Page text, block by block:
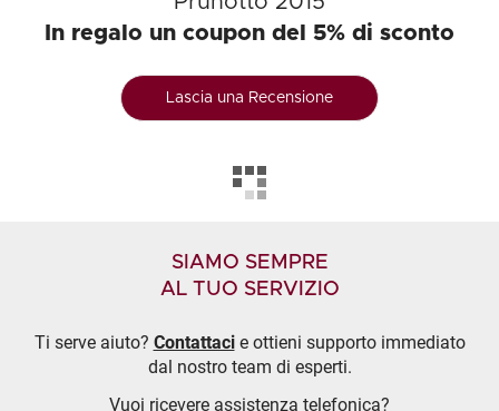
In regalo un coupon del 5% di sconto
Lascia una Recensione
SIAMO SEMPRE
AL TUO SERVIZIO
Ti serve aiuto? Contattacie ottieni supporto immediato
dal nostro team di esperti.
Vuoi ricevere assistenza telefonica?